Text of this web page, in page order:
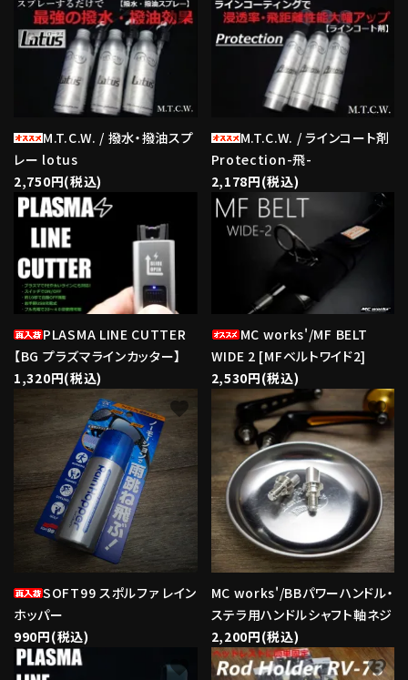
M.T.C.W. / 撥水・撥油スプ
レー lotus
2,750円(税込)
favorite
M.T.C.W. / ラインコート剤
Protection-飛-
2,178円(税込)
favorite
PLASMA LINE CUTTER
【BG プラズマラインカッター】
1,320円(税込)
MC works'/MF BELT
WIDE 2 [MFベルトワイド2]
2,530円(税込)
favorite
SOFT99 スポルファ レイン
ホッパー
990円(税込)
favorite
MC works'/BBパワーハンドル・
ステラ用ハンドルシャフト軸ネジ
2,200円(税込)
favorite
favorite favorite